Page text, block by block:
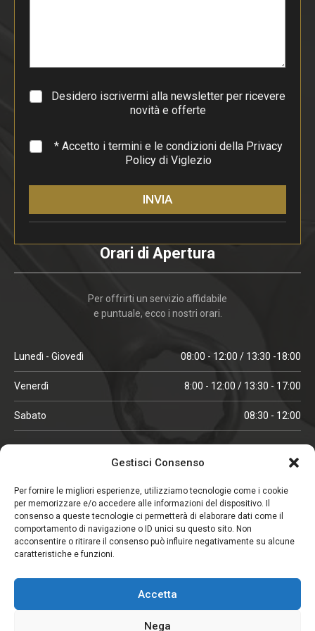
Gestisci Consenso
Per fornire le migliori esperienze, utilizziamo tecnologie come i cookie
per memorizzare e/o accedere alle informazioni del dispositivo. Il
consenso a queste tecnologie ci permetterà di elaborare dati come il
comportamento di navigazione o ID unici su questo sito. Non
acconsentire o ritirare il consenso può influire negativamente su alcune
caratteristiche e funzioni.
Accetta
Nega
g
a
f
Desidero iscrivermi alla newsletter per ricevere
novità e offerte
* * Accetto i termini e le condizioni della Privacy
Policydi Viglezio
INVIA
Orari di Apertura
Per offrirti un servizio affidabile
e puntuale, ecco i nostri orari.
Lunedì - Giovedì 08:00 - 12:00 / 13:30 -18:00
Venerdì 8:00 - 12:00 / 13:30 - 17:00
Sabato 08:30 - 12:00
ORARI IN ALTA STAGIONE
Lunedì - Venerdì 08:00 - 12:00 / 13:30 -18:00
Sabato 08:00 - 12:00
CHIUSO IL SABATO
(gennaio, febbraio, agosto, settembre)